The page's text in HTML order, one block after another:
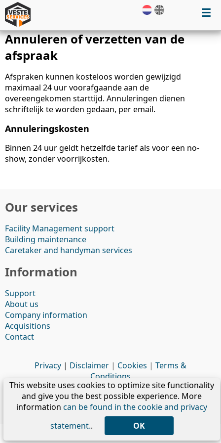
☰
Annuleren of verzetten van de
afspraak
Afspraken kunnen kosteloos worden gewijzigd
maximaal 24 uur voorafgaande aan de
overeengekomen starttijd. Annuleringen dienen
schriftelijk te worden gedaan, per email.
Annuleringskosten
Binnen 24 uur geldt hetzelfde tarief als voor een no-
show, zonder voorrijkosten.
Our services
Facility Management support
Building maintenance
Caretaker and handyman services
Information
Support
About us
Company information
Acquisitions
Contact
Privacy | Disclaimer | Cookies | Terms &
Conditions
Copyright © 2026 - Veste Services
My Veste Services
This website uses cookies to optimize site functionality
and give you the best possible experience. More
informationcan be found in the cookie and privacy
statement.. OK